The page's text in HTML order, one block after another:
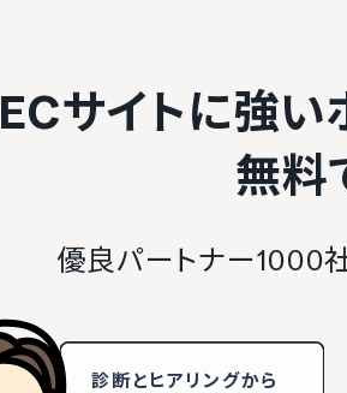
ECサイトに強
無料
優良パートナー1000
診断と ヒアリングから